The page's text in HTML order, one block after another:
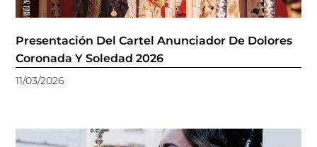
Presentación Del Cartel Anunciador De Dolores
Coronada Y Soledad 2026
11/03/2026